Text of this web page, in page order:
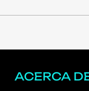
ACERCA